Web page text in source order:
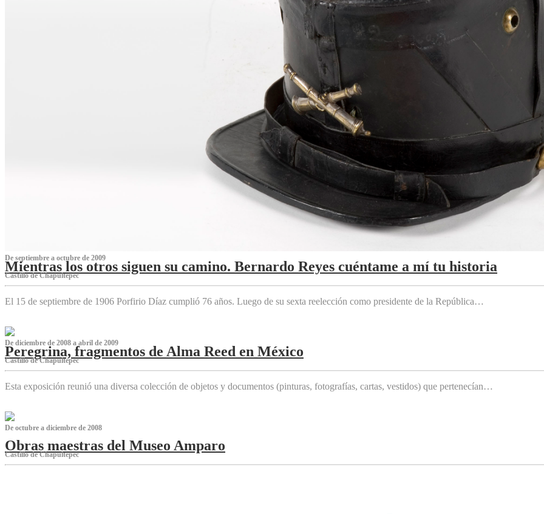
De septiembre a octubre de 2009
Mientras los otros siguen su camino. Bernardo Reyes cuéntame a mí tu historia
Castillo de Chapultepec
El 15 de septiembre de 1906 Porfirio Díaz cumplió 76 años. Luego de su sexta reelección como presidente de la República…
De diciembre de 2008 a abril de 2009
Peregrina, fragmentos de Alma Reed en México
Castillo de Chapultepec
Esta exposición reunió una diversa colección de objetos y documentos (pinturas, fotografías, cartas, vestidos) que pertenecían…
De octubre a diciembre de 2008
Obras maestras del Museo Amparo
Castillo de Chapultepec